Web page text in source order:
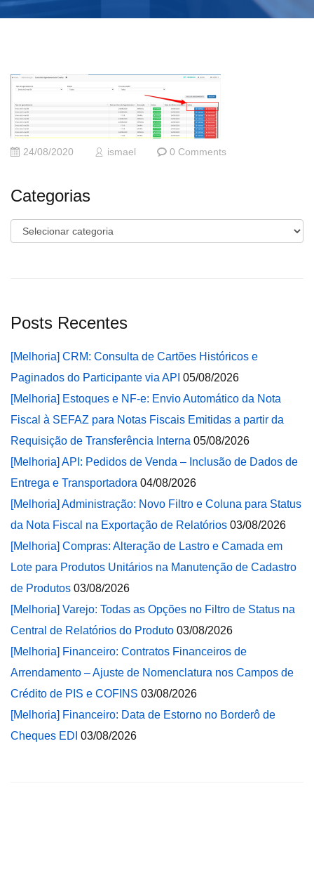
24/08/2020 ismael 0 Comments
Categorias
Categorias
Posts Recentes
[Melhoria] CRM: Consulta de Cartões Históricos e
Paginados do Participante via API 05/08/2026
[Melhoria] Estoques e NF-e: Envio Automático da Nota
Fiscal à SEFAZ para Notas Fiscais Emitidas a partir da
Requisição de Transferência Interna 05/08/2026
[Melhoria] API: Pedidos de Venda – Inclusão de Dados de
Entrega e Transportadora 04/08/2026
[Melhoria] Administração: Novo Filtro e Coluna para Status
da Nota Fiscal na Exportação de Relatórios 03/08/2026
[Melhoria] Compras: Alteração de Lastro e Camada em
Lote para Produtos Unitários na Manutenção de Cadastro
de Produtos 03/08/2026
[Melhoria] Varejo: Todas as Opções no Filtro de Status na
Central de Relatórios do Produto 03/08/2026
[Melhoria] Financeiro: Contratos Financeiros de
Arrendamento – Ajuste de Nomenclatura nos Campos de
Crédito de PIS e COFINS 03/08/2026
[Melhoria] Financeiro: Data de Estorno no Borderô de
Cheques EDI 03/08/2026